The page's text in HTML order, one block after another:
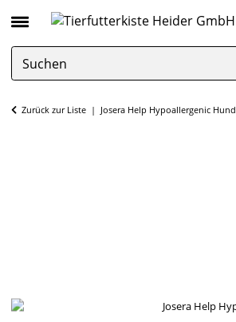
Zurück zur Liste Josera Help Hypoallergenic Hund